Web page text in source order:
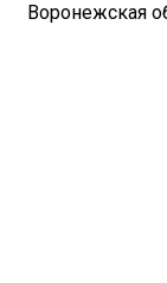
Воронежская